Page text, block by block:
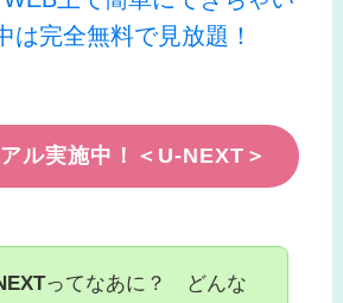
完全無料で見放題！
ル実施中！＜U-NEXT＞
ってなあに？ どんな